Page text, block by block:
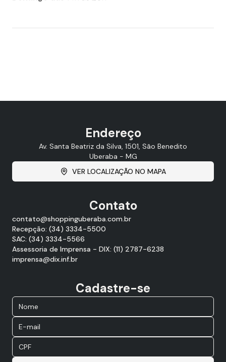
Endereço
Av. Santa Beatriz da Silva, 1501, São Benedito
Uberaba - MG
VER LOCALIZAÇÃO NO MAPA
Contato
contato@shoppinguberaba.com.br
Recepção: (34) 3334-5500
SAC: (34) 3334-5566
Assessoria de Imprensa - DIX: (11) 2787-6238
imprensa@dix.inf.br
Cadastre-se